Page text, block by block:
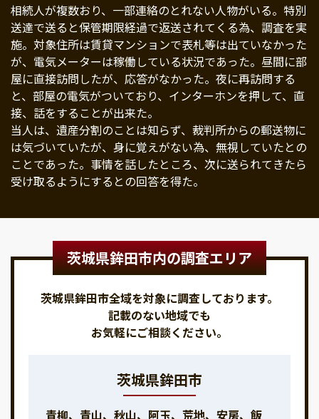
相続人が複数おり、一部連絡のとれない人物がいる。特別
送達で送ると保管期限経過で返送されてくる為、調査を実
施。対象住所は賃貸マンションで表札等は出ていなかった
が、電気メーターは稼働している状況であった。昼間に部
屋に直接訪問したが、応答がなかった。夜に再訪問する
と、部屋の電気がついており、インターホンを押して、直
接、話をすることが出来た。
当人は、遺産分割のことは知らず、裁判所からの郵送物に
は気づいていたが、身に覚えがない為、無視していたとの
ことであった。事情を話したところ、次に送られてきたら
受け取るようにするとの回答を得た。
茨城県鉾田市内の調査エリア
茨城県鉾田市全域を対象に調査しております。
記載のない地域でも
お気軽にご相談ください。
茨城県鉾田市
青柳、青山、秋山、阿玉、荒地、安房、飯